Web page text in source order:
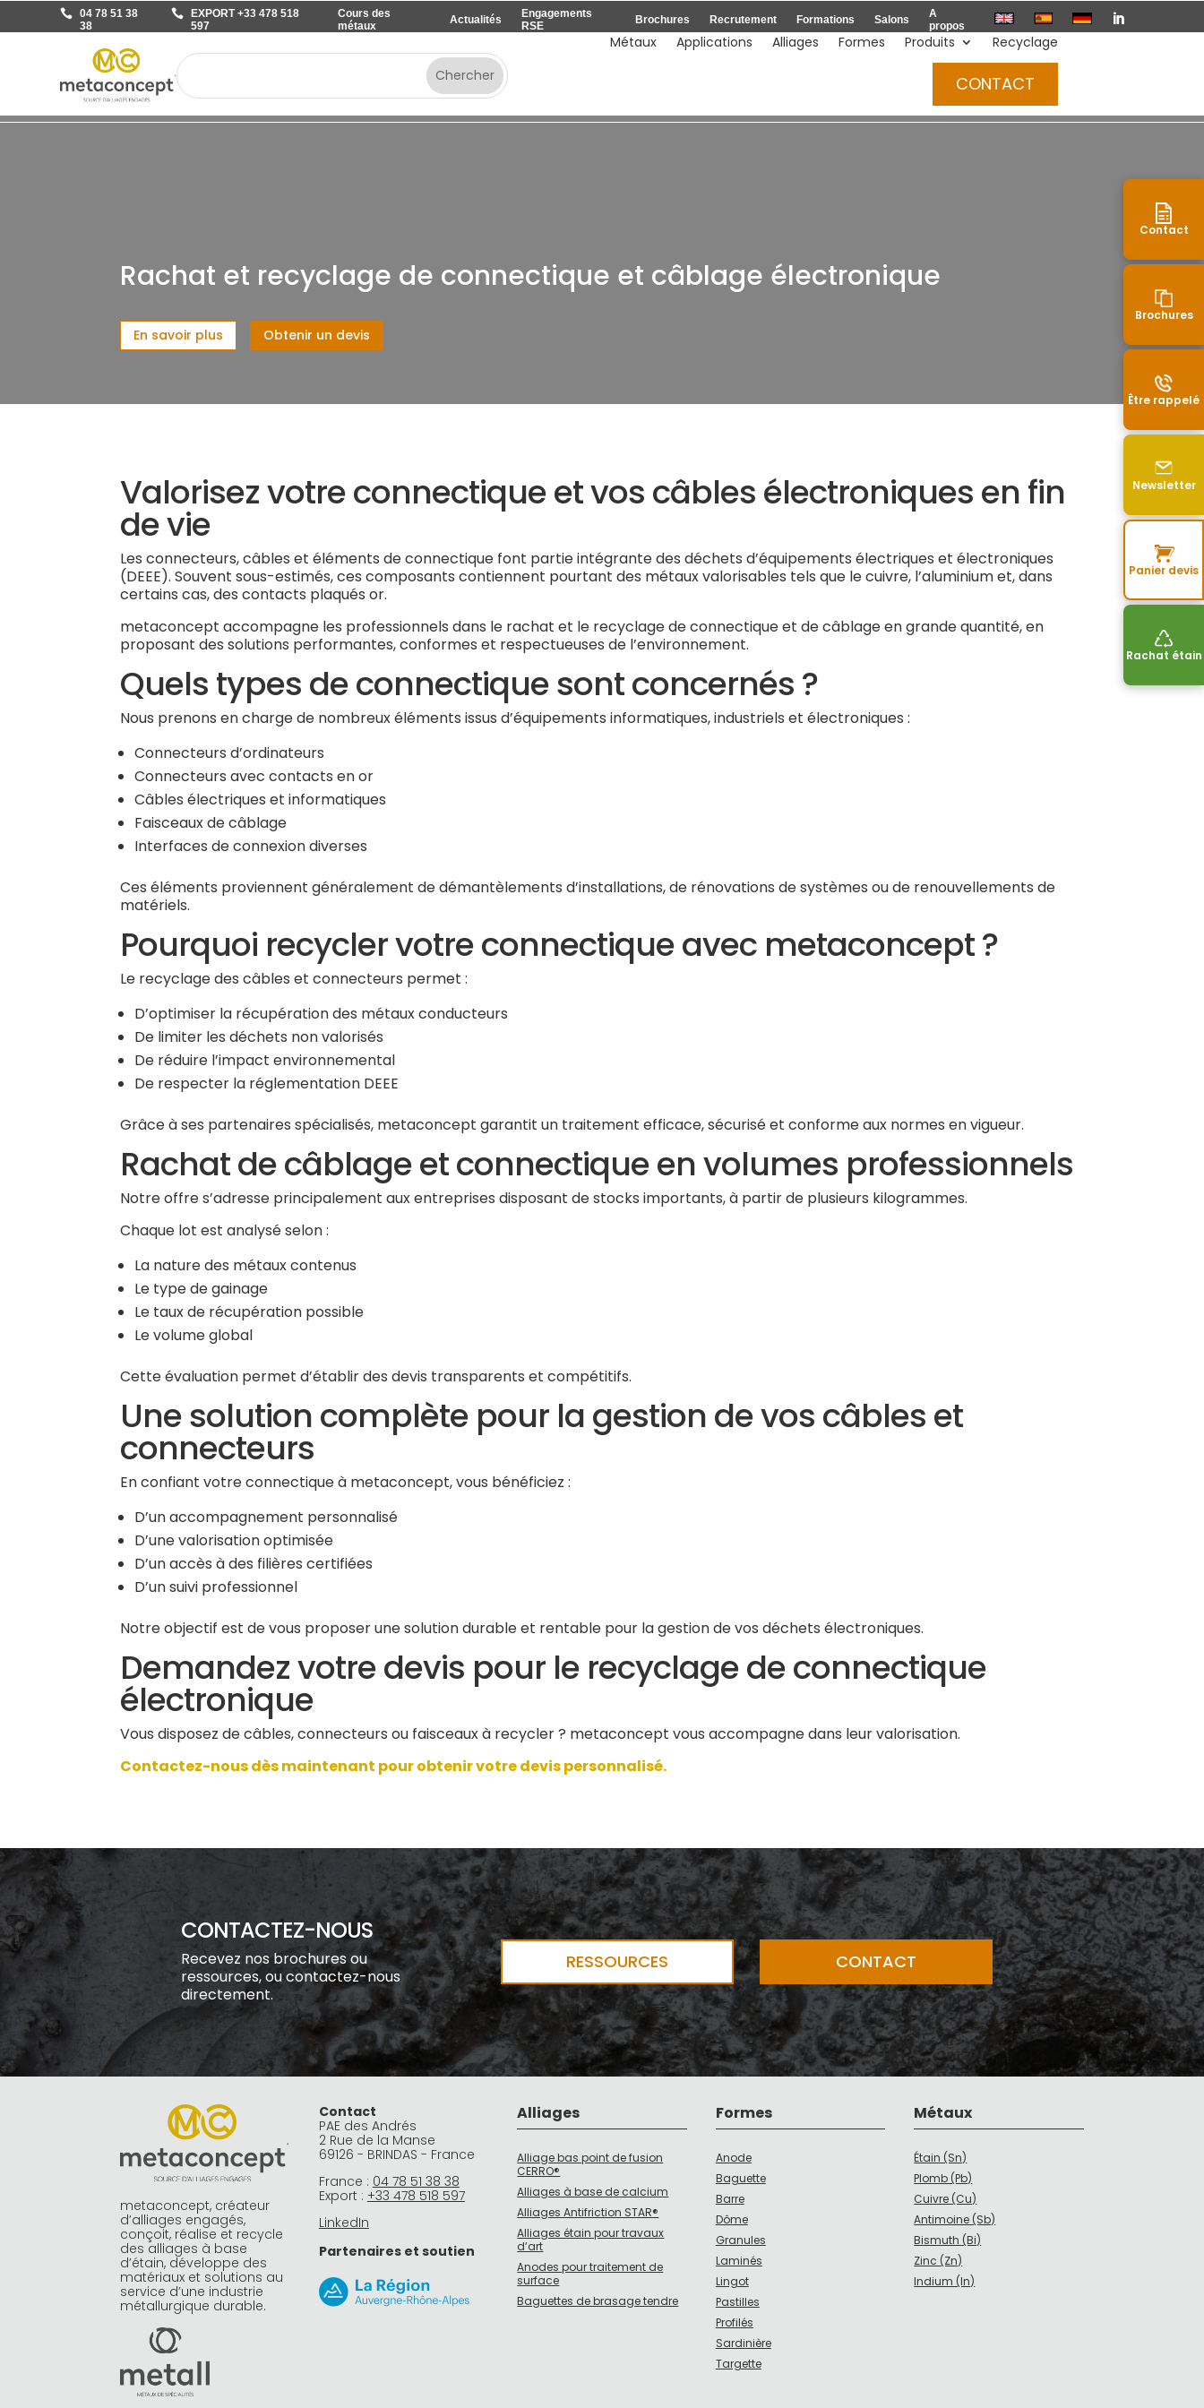
04 78 51 38
38
EXPORT +33 478 518
597
Cours des
métaux
Actualités
Engagements
RSE
Brochures Recrutement Formations Salons
A
propos

Métaux Applications Alliages Formes Produits Recyclage
CONTACT
Rachat et recyclage de connectique et câblage électronique
En savoir plus Obtenir un devis
Valorisez votre connectique et vos câbles électroniques en fin
de vie
Les connecteurs, câbles et éléments de connectique font partie intégrante des déchets d’équipements électriques et électroniques
(DEEE). Souvent sous-estimés, ces composants contiennent pourtant des métaux valorisables tels que le cuivre, l’aluminium et, dans
certains cas, des contacts plaqués or.
metaconcept accompagne les professionnels dans le rachat et le recyclage de connectique et de câblage en grande quantité, en
proposant des solutions performantes, conformes et respectueuses de l’environnement.
Quels types de connectique sont concernés ?
Nous prenons en charge de nombreux éléments issus d’équipements informatiques, industriels et électroniques :
Connecteurs d’ordinateurs
Connecteurs avec contacts en or
Câbles électriques et informatiques
Faisceaux de câblage
Interfaces de connexion diverses
Ces éléments proviennent généralement de démantèlements d’installations, de rénovations de systèmes ou de renouvellements de
matériels.
Pourquoi recycler votre connectique avec metaconcept ?
Le recyclage des câbles et connecteurs permet :
D’optimiser la récupération des métaux conducteurs
De limiter les déchets non valorisés
De réduire l’impact environnemental
De respecter la réglementation DEEE
Grâce à ses partenaires spécialisés, metaconcept garantit un traitement efficace, sécurisé et conforme aux normes en vigueur.
Rachat de câblage et connectique en volumes professionnels
Notre offre s’adresse principalement aux entreprises disposant de stocks importants, à partir de plusieurs kilogrammes.
Chaque lot est analysé selon :
La nature des métaux contenus
Le type de gainage
Le taux de récupération possible
Le volume global
Cette évaluation permet d’établir des devis transparents et compétitifs.
Une solution complète pour la gestion de vos câbles et
connecteurs
En confiant votre connectique à metaconcept, vous bénéficiez :
D’un accompagnement personnalisé
D’une valorisation optimisée
D’un accès à des filières certifiées
D’un suivi professionnel
Notre objectif est de vous proposer une solution durable et rentable pour la gestion de vos déchets électroniques.
Demandez votre devis pour le recyclage de connectique
électronique
Vous disposez de câbles, connecteurs ou faisceaux à recycler ? metaconcept vous accompagne dans leur valorisation.
Contactez-nous dès maintenant pour obtenir votre devis personnalisé.
CONTACTEZ-NOUS
Recevez nos brochures ou
ressources, ou contactez-nous
directement.
RESSOURCES CONTACT
metaconcept, créateur
d’alliages engagés,
conçoit, réalise et recycle
des alliages à base
d’étain, développe des
matériaux et solutions au
service d’une industrie
métallurgique durable.
Contact
PAE des Andrés
2 Rue de la Manse
69126 - BRINDAS - France
France : 04 78 51 38 38
Export : +33 478 518 597
LinkedIn
Partenaires et soutien
Alliages
Alliage bas point de fusion
CERRO®
Alliages à base de calcium
Alliages Antifriction STAR®
Alliages étain pour travaux
d’art
Anodes pour traitement de
surface
Baguettes de brasage tendre
Formes
Anode
Baguette
Barre
Dôme
Granules
Laminés
Lingot
Pastilles
Profilés
Sardinière
Targette
Métaux
Étain (Sn)
Plomb (Pb)
Cuivre (Cu)
Antimoine (Sb)
Bismuth (Bi)
Zinc (Zn)
Indium (In)
Contact
Brochures
Être rappelé
Newsletter
Panier devis
Rachat étain